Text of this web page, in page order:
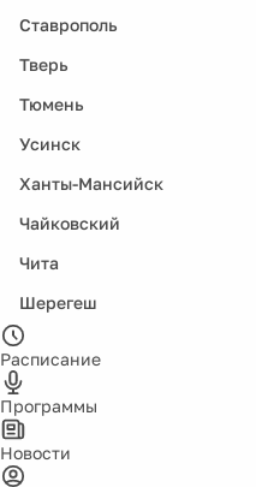
Ставрополь
Тверь
Тюмень
Усинск
Ханты-Мансийск
Чайковский
Чита
Шерегеш
Расписание
Программы
Новости